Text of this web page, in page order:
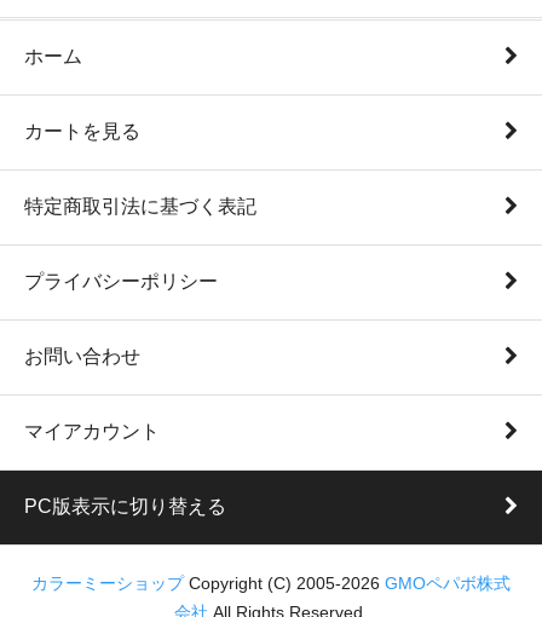
ホーム
カートを見る
特定商取引法に基づく表記
プライバシーポリシー
お問い合わせ
マイアカウント
PC版表示に切り替える
カラーミーショップ Copyright (C) 2005-2026 GMOペパボ株式
会社 All Rights Reserved.